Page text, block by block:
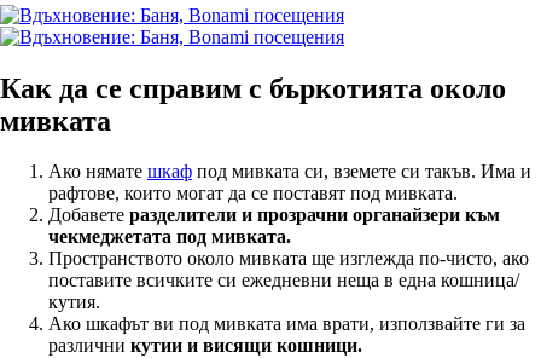
Как да се справим с бъркотията около
мивката
Ако нямате шкаф под мивката си, вземете си такъв. Има и
рафтове, които могат да се поставят под мивката.
Добавете разделители и прозрачни органайзери към
чекмеджетата под мивката.
Пространството около мивката ще изглежда по-чисто, ако
поставите всичките си ежедневни неща в една кошница/
кутия.
Ако шкафът ви под мивката има врати, използвайте ги за
различни кутии и висящи кошници.